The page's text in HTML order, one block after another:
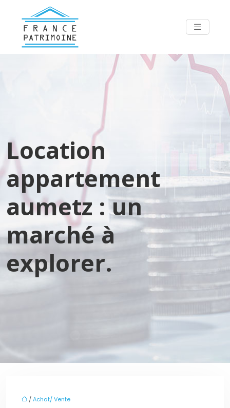
Location
appartement
aumetz : un
marché à
explorer.
/Achat/ Vente